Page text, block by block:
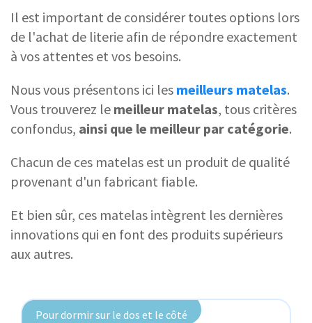
Il est important de considérer toutes options lors
de l'achat de literie afin de répondre exactement
à vos attentes et vos besoins.
Nous vous présentons ici les meilleurs matelas.
Vous trouverez le meilleur matelas, tous critères
confondus, ainsi que le meilleur par catégorie.
Chacun de ces matelas est un produit de qualité
provenant d'un fabricant fiable.
Et bien sûr, ces matelas intègrent les dernières
innovations qui en font des produits supérieurs
aux autres.
Pour dormir sur le dos et le côté